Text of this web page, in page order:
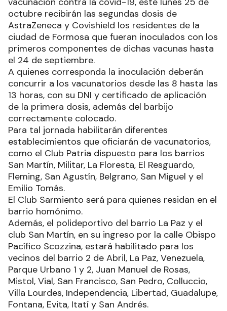
octubre recibirán las segundas dosis de
AstraZeneca y Covishield los residentes de la
ciudad de Formosa que fueran inoculados con los
primeros componentes de dichas vacunas hasta
el 24 de septiembre.
A quienes corresponda la inoculación deberán
concurrir a los vacunatorios desde las 8 hasta las
13 horas, con su DNI y certificado de aplicación
de la primera dosis, además del barbijo
correctamente colocado.
Para tal jornada habilitarán diferentes
establecimientos que oficiarán de vacunatorios,
como el Club Patria dispuesto para los barrios
San Martín, Militar, La Floresta, El Resguardo,
Fleming, San Agustín, Belgrano, San Miguel y el
Emilio Tomás.
El Club Sarmiento será para quienes residan en el
barrio homónimo.
Además, el polideportivo del barrio La Paz y el
club San Martín, en su ingreso por la calle Obispo
Pacífico Scozzina, estará habilitado para los
vecinos del barrio 2 de Abril, La Paz, Venezuela,
Parque Urbano 1 y 2, Juan Manuel de Rosas,
Mistol, Vial, San Francisco, San Pedro, Colluccio,
Villa Lourdes, Independencia, Libertad, Guadalupe,
Fontana, Evita, Itatí y San Andrés.